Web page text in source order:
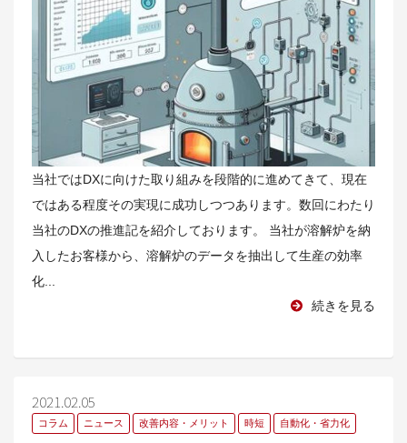
当社ではDXに向けた取り組みを段階的に進めてきて、現在
ではある程度その実現に成功しつつあります。数回にわたり
当社のDXの推進記を紹介しております。 当社が溶解炉を納
入したお客様から、溶解炉のデータを抽出して生産の効率
化...
続きを見る
2021.02.05
コラム ニュース 改善内容・メリット 時短 自動化・省力化